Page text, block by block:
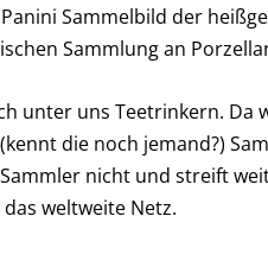
Sammelbild der
Sammlung an
unter uns Teetrinkern. Da
die noch jemand?)
nicht und streift
weltweite Netz.